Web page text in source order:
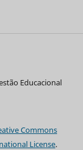
Educacional
Commons
License.